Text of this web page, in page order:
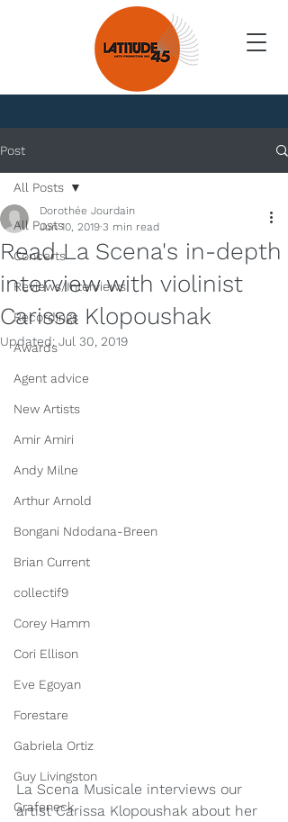
News
Post
All Posts
Concerts
Reviews/Interviews
Recordings
Awards
Agent advice
New Artists
Amir Amiri
Andy Milne
Arthur Arnold
Bongani Ndodana-Breen
Brian Current
collectif9
Corey Hamm
Cori Ellison
Eve Egoyan
Forestare
Gabriela Ortiz
Guy Livingston
Grafeneck
All Posts
Read La Scena's in-depth
interview with violinist
Carissa Klopoushak
Dorothée Jourdain
Jun 10, 2019 3 min read
Updated: Jul 30, 2019
La Scena Musicale interviews our
artist Carissa Klopoushak about her